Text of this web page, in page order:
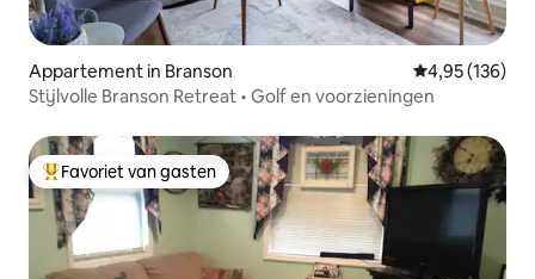
Appartement in Branson Gemiddelde
4,95 (136)
Stijlvolle Branson Retreat • Golf en voorzieningen
Topfavoriet van gasten
Favoriet van gasten